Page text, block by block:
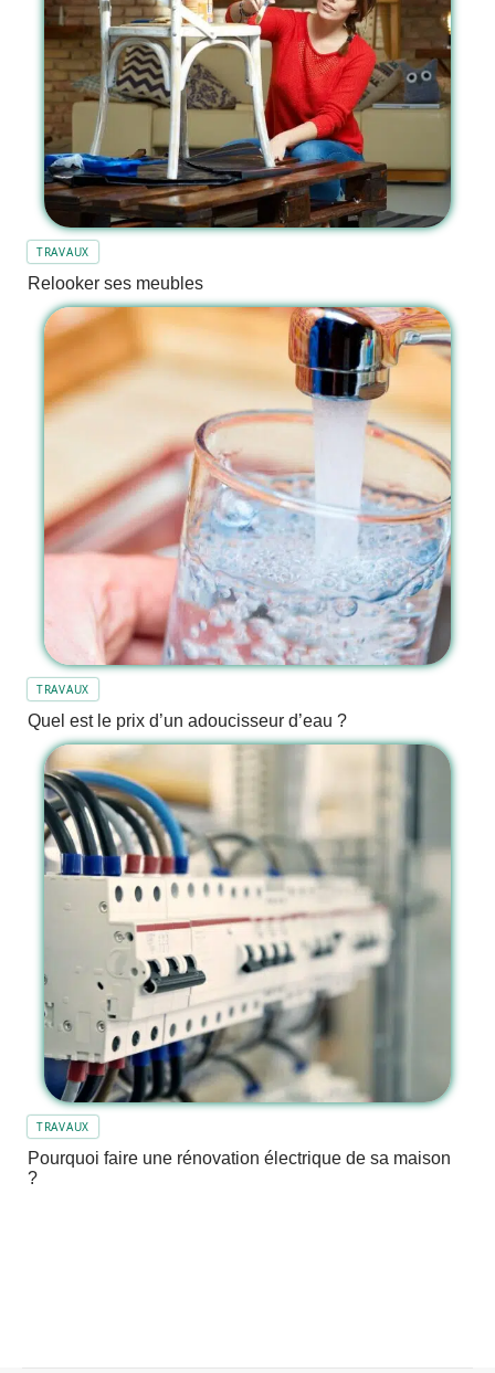
TRAVAUX
Relooker ses meubles
TRAVAUX
Quel est le prix d’un adoucisseur d’eau ?
TRAVAUX
Pourquoi faire une rénovation électrique de sa maison
?